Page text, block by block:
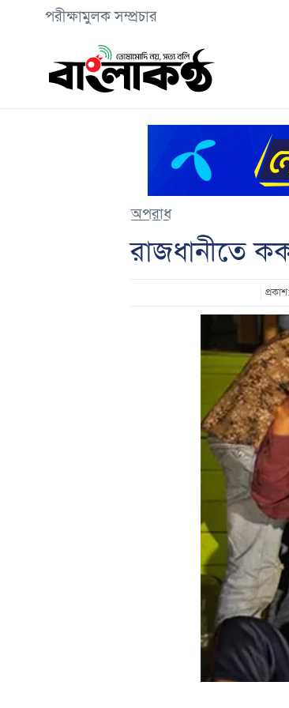
পরীক্ষামুলক সম্প্রচার
অপরাধ
রাজধানীতে